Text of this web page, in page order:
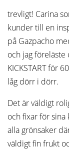
trevligt! Carina
kunder till en
på Gazpacho
och jag föreläste
KICKSTART för
låg dörr i dörr.
Det är väldigt
och fixar för sina
alla grönsaker
väldigt fin frukt